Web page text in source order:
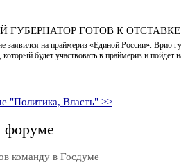
ГУБЕРНАТОР ГОТОВ К ОТСТАВКЕ
заявился на праймериз «Единой России». Врио
который будет участвовать в праймериз и пойдет
"Политика, Власть" >>
форуме
команду в Госдуме